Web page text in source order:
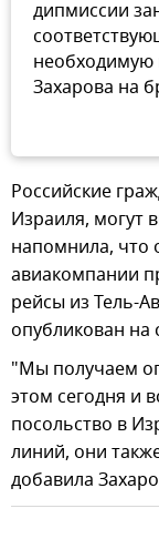
дипмиссии
Захарова на
Российские
Израиля, могут
напомнила, что
авиакомпании
рейсы из Тель-
опубликован
"Мы получаем
этом сегодня и
посольство в
линий, они
добавила